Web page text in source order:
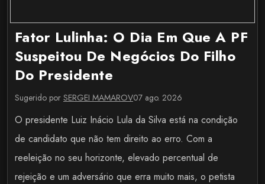
Fator Lulinha: O Dia Em Que A PF
Suspeitou De Negócios Do Filho
Do Presidente
Sugerido por SERGEI MAMAROV07 ago. 2026
O presidente Luiz Inácio Lula da Silva está na condição
de candidato que não tem direito ao erro. Com a
reeleição no seu horizonte, elevado percentual de
rejeição e um adversário que erra muito mais, o petista